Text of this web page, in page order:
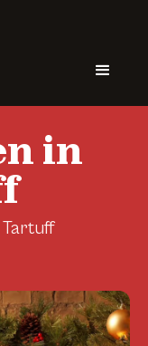
in
Tartuff